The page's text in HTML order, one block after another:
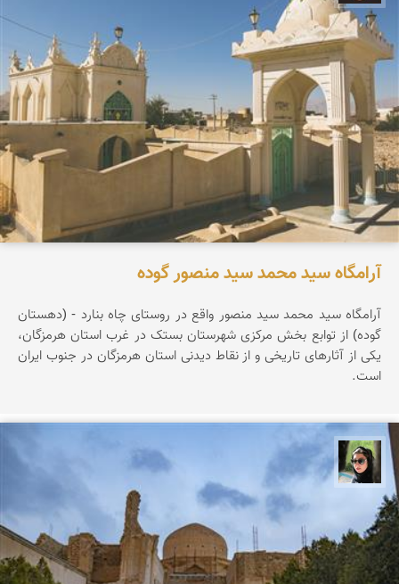
آرامگاه سید محمد سید منصور گوده
آرامگاه سید محمد سید منصور واقع در روستای چاه بنارد - (دهستان
گوده) از توابع بخش مرکزی شهرستان بستک در غرب استان هرمزگان،
یکی از آثارهای تاریخی و از نقاط دیدنی استان هرمزگان در جنوب ایران
است.
سپیده اصلان